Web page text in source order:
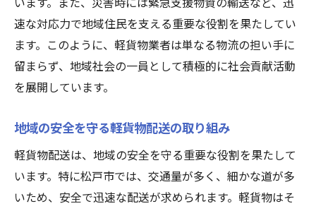
速な対応力で地域住民を支える重要な役割を果たしてい
ます。このように、軽貨物業者は単なる物流の担い手に
留まらず、地域社会の一員として積極的に社会貢献活動
を展開しています。
地域の安全を守る軽貨物配送の取り組み
軽貨物配送は、地域の安全を守る重要な役割を果たして
います。特に松戸市では、交通量が多く、細かな道が多
いため、安全で迅速な配送が求められます。軽貨物はそ